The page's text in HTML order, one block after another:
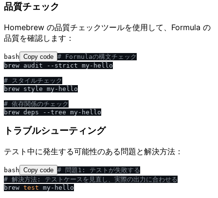
品質チェック
Homebrew の品質チェックツールを使用して、Formula の
品質を確認します：
bash Copy code # Formulaの構文チェック
brew audit --strict my-hello
# スタイルチェック
brew style my-hello
# 依存関係のチェック
トラブルシューティング
テスト中に発生する可能性のある問題と解決方法：
bash Copy code # 問題1: テストが失敗する
# 解決方法: テストケースを見直し、実際の出力に合わせる
brew test my-hello